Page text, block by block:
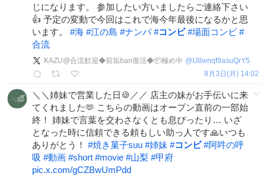
じになります。 参加したい方いましたらご連絡下さい
👍 予定の変動で今回はこれで海今年最後になるかと思
います。 #海 #江の島 #ナンパ #コンビ #場面コンビ #
合流
KAZU@合流歓迎◆前垢ban復活◆📦極め中 @ IJ8wnqf9asuQrY5
8月3日(月) 14:02
＼＼姉妹で営業した日🍪／／ 店主の妹がお手伝いに来
てくれました🫶 こちらの動画はオープン直前の一部始
終！ 姉妹で言葉を交わさなくとも息ぴったり… いざ
となった時に信頼できる頼もしい助っ人です🙏いつも
ありがとう！ #焼き菓子suu #姉妹 #コンビ #阿吽の呼
吸 #動画 #short #movie #山梨 #甲府
pic.x.com/gCZBwUmPdd